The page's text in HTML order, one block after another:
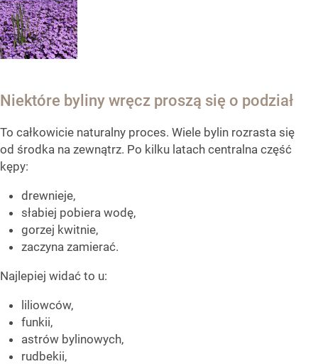
Niektóre byliny wręcz proszą się o podział
To całkowicie naturalny proces. Wiele bylin rozrasta się
od środka na zewnątrz. Po kilku latach centralna część
kępy:
drewnieje,
słabiej pobiera wodę,
gorzej kwitnie,
zaczyna zamierać.
Najlepiej widać to u:
liliowców,
funkii,
astrów bylinowych,
rudbekii,